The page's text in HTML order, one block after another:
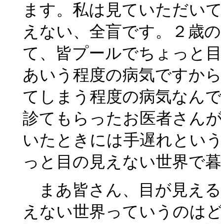
ます。私は見ていただい
えない、全盲です。２歳
て、皆プールでちょっと
あいう程度の病気ですか
てしまう程度の病気なん
診てもらったお医者さん
いたときには手遅れとい
っと目の見えない世界で
まあ皆さん、目が見え
えない世界っていうのは